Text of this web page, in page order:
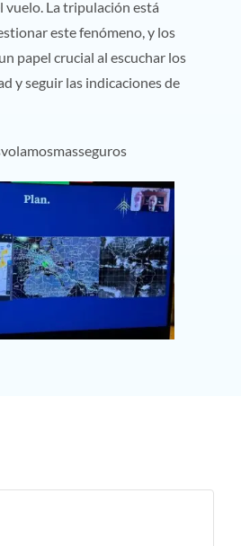
vuelo. La tripulación está
este fenómeno, y los
papel crucial al escuchar los
y seguir las indicaciones de